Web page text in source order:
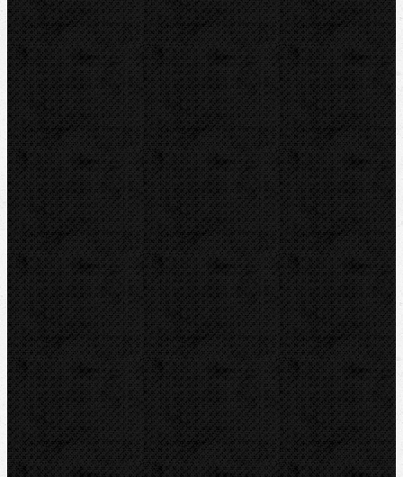
Čističky kanalizace
Odvápňovací systémy
Klimatizační technika
Pertlovače
Odsávání a plnění
Odsávací zařízení / stanice
Vysokovakuové vývěvy
Analogové manometry s hadicemi
Digitální manometry
2-cestné analogové manometry
4-cestné analogové manometry
Montážní, plnící a zkušební jednotky
Plnící hadice